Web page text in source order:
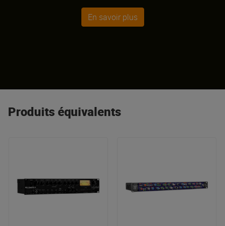
En savoir plus
Produits équivalents